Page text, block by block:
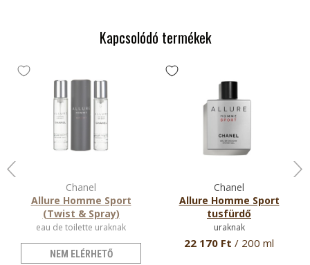
Kapcsolódó termékek
Chanel
Allure Homme Sport
(Twist & Spray)
eau de toilette uraknak
NEM ELÉRHETŐ
Chanel
Allure Homme Sport
tusfürdő
uraknak
22 170 Ft / 200 ml